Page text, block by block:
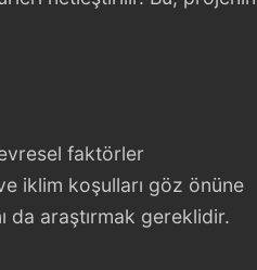
faktörler
iklim koşulları göz önüne
da araştırmak gereklidir.